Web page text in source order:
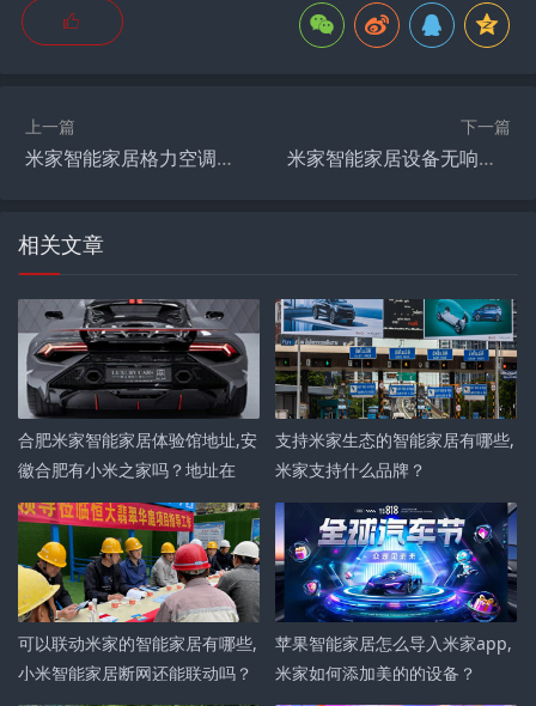
上一篇
米家智能家居格力空调怎么样,格力中央空调怎么连入米家？
下一篇
米家智能家居设备无响应怎么回事,小米我的世界无响应解决方法？
相关文章
合肥米家智能家居体验馆地址,安
徽合肥有小米之家吗？地址在
哪？
支持米家生态的智能家居有哪些,
米家支持什么品牌？
可以联动米家的智能家居有哪些,
小米智能家居断网还能联动吗？
苹果智能家居怎么导入米家app,
米家如何添加美的的设备？